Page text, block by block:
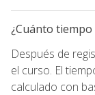
¿Cuánto
Después de
el curso. El
calculado con